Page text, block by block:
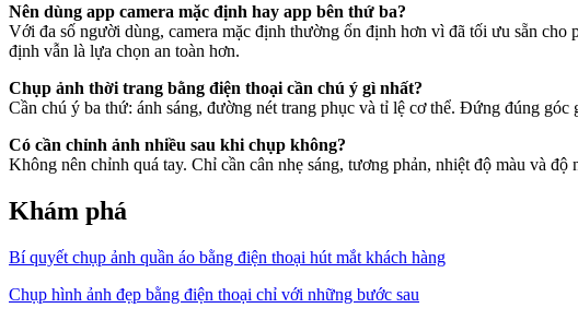
Nên dùng app camera mặc định hay app bên thứ ba?
Với đa số người dùng, camera mặc định thường ổn định hơn vì đã tối ưu sẵn
định vẫn là lựa chọn an toàn hơn.
Chụp ảnh thời trang bằng điện thoại cần chú ý gì nhất?
Cần chú ý ba thứ: ánh sáng, đường nét trang phục và tỉ lệ cơ thể. Đứng đúng
Có cần chỉnh ảnh nhiều sau khi chụp không?
Không nên chỉnh quá tay. Chỉ cần cân nhẹ sáng, tương phản, nhiệt độ màu và
Khám phá
Bí quyết chụp ảnh quần áo bằng điện thoại hút mắt khách hàng
Chụp hình ảnh đẹp bằng điện thoại chỉ với những bước sau